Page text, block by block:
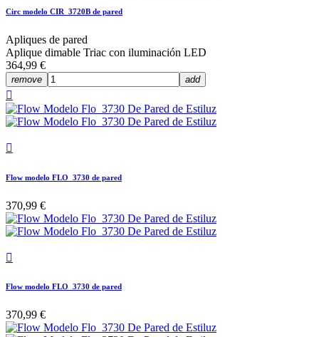
Circ modelo CIR_3720B de pared
Apliques de pared
Aplique dimable Triac con iluminación LED
364,99 €
remove add


Flow modelo FLO_3730 de pared
370,99 €

Flow modelo FLO_3730 de pared
370,99 €